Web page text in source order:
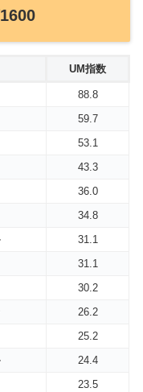
UM指数
88.8
59.7
53.1
43.3
36.0
34.8
31.1
31.1
30.2
26.2
25.2
24.4
23.5